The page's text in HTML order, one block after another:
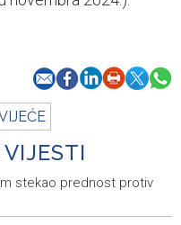
stekao prednost protiv